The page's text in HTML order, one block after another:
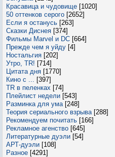
Красавица и чудовище [1020]
50 оттенков серого [2652]
Если я останусь [263]
Сказки Диснея [374]
Фильмы Marvel и DC [664]
Прежде чем я уйду [4]
Ностальгия [202]
Утро, TR! [714]
Цитата дня [1770]
Кино с ... [397]
TR в пеленках [74]
Плейлист недели [543]
Разминка для ума [248]
Теория сериального взрыва [288]
Рекомендуем почитать [166]
Рекламное агенство [645]
Литературные дуэли [54]
АРТ-дуэли [108]
Разное [4291]